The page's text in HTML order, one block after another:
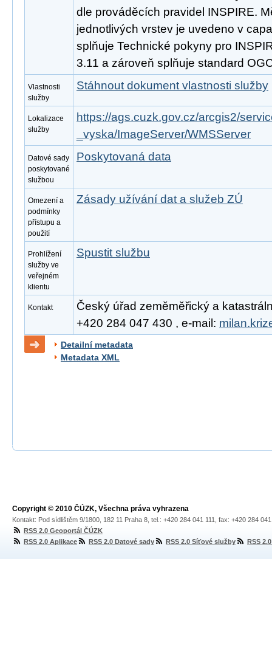
dle prováděcích pravidel INSPIRE.
jednotlivých vrstev je uvedeno v
splňuje Technické pokyny pro
3.11 a zároveň splňuje standard
Vlastnosti
služby
Stáhnout dokument vlastnosti služby
Lokalizace
služby
https://ags.cuzk.gov.cz/arcgis2/
_vyska/ImageServer/WMSServer
Datové sady
poskytované
službou
Poskytovaná data
Omezení a
podmínky
přístupu a
použití
Zásady užívání dat a služeb ZÚ
Prohlížení
služby ve
veřejném
klientu
Spustit službu
Kontakt
Český úřad zeměměřický a
+420 284 047 430 , e-mail:
Detailní metadata
Metadata XML
Copyright © 2010 ČÚZK, Všechna práva vyhrazena
Kontakt: Pod sídlištěm 9/1800, 182 11 Praha 8, tel.: +420 284 041 111, fax: +420 284
RSS 2.0 Geoportál ČÚZK
RSS 2.0 Aplikace
RSS 2.0 Datové sady RSS 2.0 Síťové služby RSS